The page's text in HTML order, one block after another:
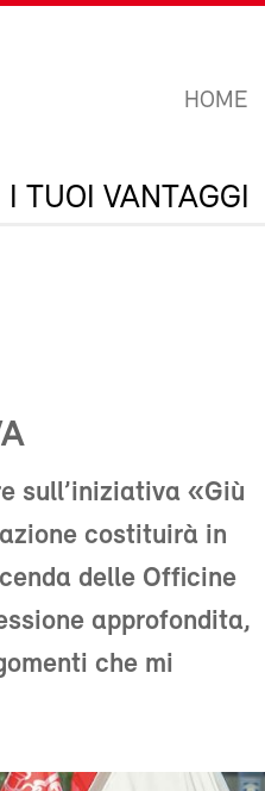
HOME
I TUOI VANTAGGI
sull’iniziativa «Giù
costituirà in
delle Officine
approfondita,
che mi